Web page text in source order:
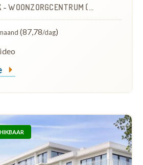
-WOONZORGCENTRUM (WZC)
(87,78/dag)